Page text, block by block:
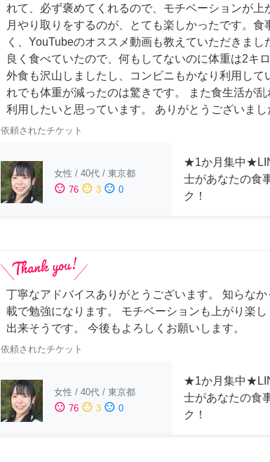
れて、必ず褒めてくれるので、モチベーションが上
月やり取りをするのが、とても楽しかったです。食
く、YouTubeのオススメ動画も教えていただきまし
良く食べていたので、何もしてないのに体重は2キロ
外食も沢山しましたし、コンビニもかなり利用して
れでも体重が減ったのは驚きです。 また食生活が乱
利用したいと思っています。 ありがとうございま
依頼されたチケット
女性 / 40代 / 東京都
sentiment_satisfied 76 sentiment_neutral 3 sentiment_dissatisfied 0
★1か月集中
士があなたの食
ク！
丁寧なアドバイスありがとうございます。 知らな
載で勉強になります。 モチベーションも上がり楽し
出来そうです。 今後もよろしくお願いします。
依頼されたチケット
女性 / 40代 / 東京都
sentiment_satisfied 76 sentiment_neutral 3 sentiment_dissatisfied 0
★1か月集中
士があなたの食
ク！